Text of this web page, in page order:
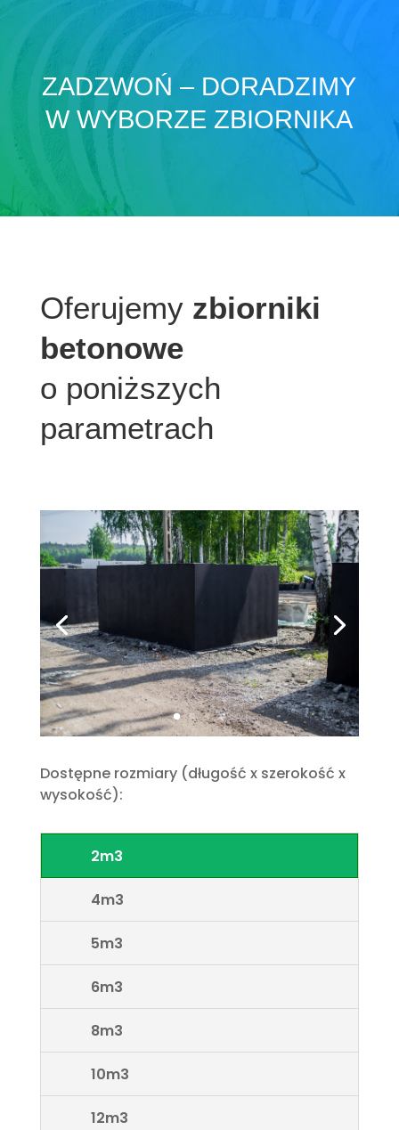
ZADZWOŃ – DORADZIMY
W WYBORZE ZBIORNIKA
Oferujemy zbiorniki
betonowe
o poniższych
parametrach
Dostępne rozmiary (długość x szerokość x
wysokość):
2m3
4m3
5m3
6m3
8m3
10m3
12m3